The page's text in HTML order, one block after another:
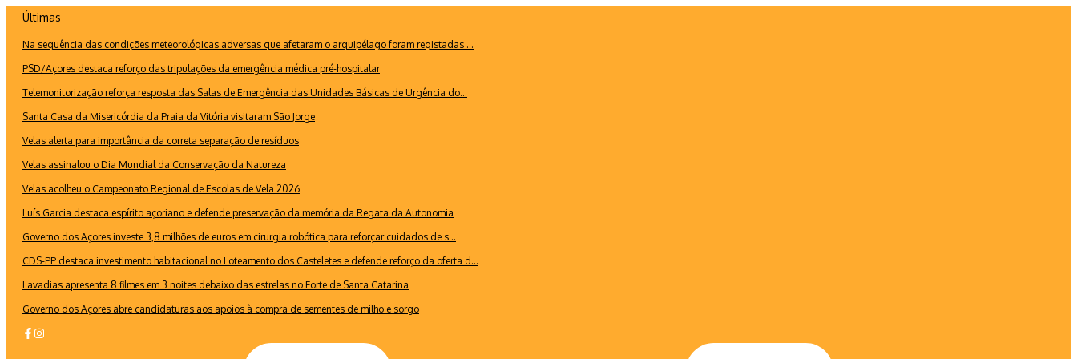
conteúdo
Últimas
Na sequência das condições meteorológicas adversas que afetaram o arquipélago foram registadas ...
PSD/Açores destaca reforço das tripulações da emergência médica pré-hospitalar
Telemonitorização reforça resposta das Salas de Emergência das Unidades Básicas de Urgência do...
Santa Casa da Misericórdia da Praia da Vitória visitaram São Jorge
Velas alerta para importância da correta separação de resíduos
Velas assinalou o Dia Mundial da Conservação da Natureza
Velas acolheu o Campeonato Regional de Escolas de Vela 2026
Luís Garcia destaca espírito açoriano e defende preservação da memória da Regata da Autonomia
Governo dos Açores investe 3,8 milhões de euros em cirurgia robótica para reforçar cuidados de s...
CDS-PP destaca investimento habitacional no Loteamento dos Casteletes e defende reforço da oferta d...
Lavadias apresenta 8 filmes em 3 noites debaixo das estrelas no Forte de Santa Catarina
Governo dos Açores abre candidaturas aos apoios à compra de sementes de milho e sorgo